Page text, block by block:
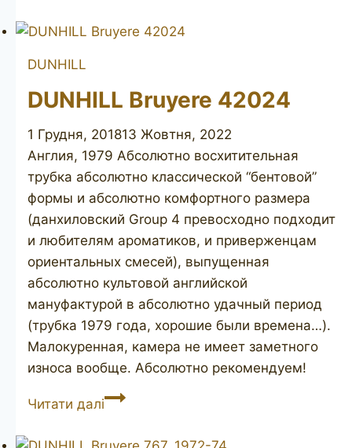
3117
DUNHILL
DUNHILL Bruyere 42024
1 Грудня, 201813 Жовтня, 2022
Англия, 1979 Абсолютно восхитительная
трубка абсолютно классической “бентовой”
формы и абсолютно комфортного размера
(данхиловский Group 4 превосходно подходит
и любителям ароматиков, и приверженцам
ориентальных смесей), выпущенная
абсолютно культовой английской
мануфактурой в абсолютно удачный период
(трубка 1979 года, хорошие были времена…).
Малокуренная, камера не имеет заметного
износа вообще. Абсолютно рекомендуем!
Читати даліDUNHILL
42024